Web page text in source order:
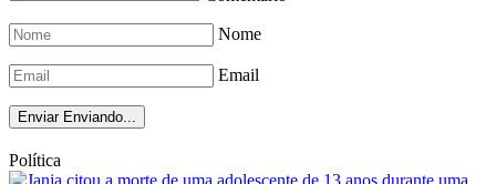
Nome
Email
Enviar Enviando...
Política